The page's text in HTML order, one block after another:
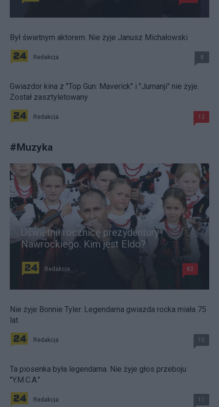
Był świetnym aktorem. Nie żyje Janusz Michałowski
Redakcja 8
Gwiazdor kina z "Top Gun: Maverick" i "Jumanji" nie żyje.
Został zasztyletowany
Redakcja 12
#Muzyka
Uświetnił rocznicę prezydentury
Nawrockiego. Kim jest Eldo?
Redakcja 82
Nie żyje Bonnie Tyler. Legendarna gwiazda rocka miała 75
lat
Redakcja 15
Ta piosenka była legendarna. Nie żyje głos przeboju
"Y.M.C.A."
Redakcja 11